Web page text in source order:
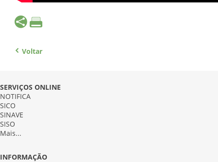
Voltar
SERVIÇOS ONLINE
NOTIFICA
SICO
SINAVE
SISO
Mais...
INFORMAÇÃO